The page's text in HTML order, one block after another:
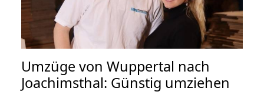
Umzüge von Wuppertal nach
Joachimsthal: Günstig umziehen